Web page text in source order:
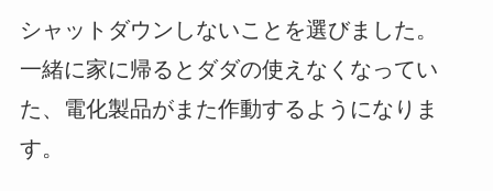
シャットダウンしないことを選びました。
一緒に家に帰るとダダの使えなくなってい
た、電化製品がまた作動するようになりま
す。